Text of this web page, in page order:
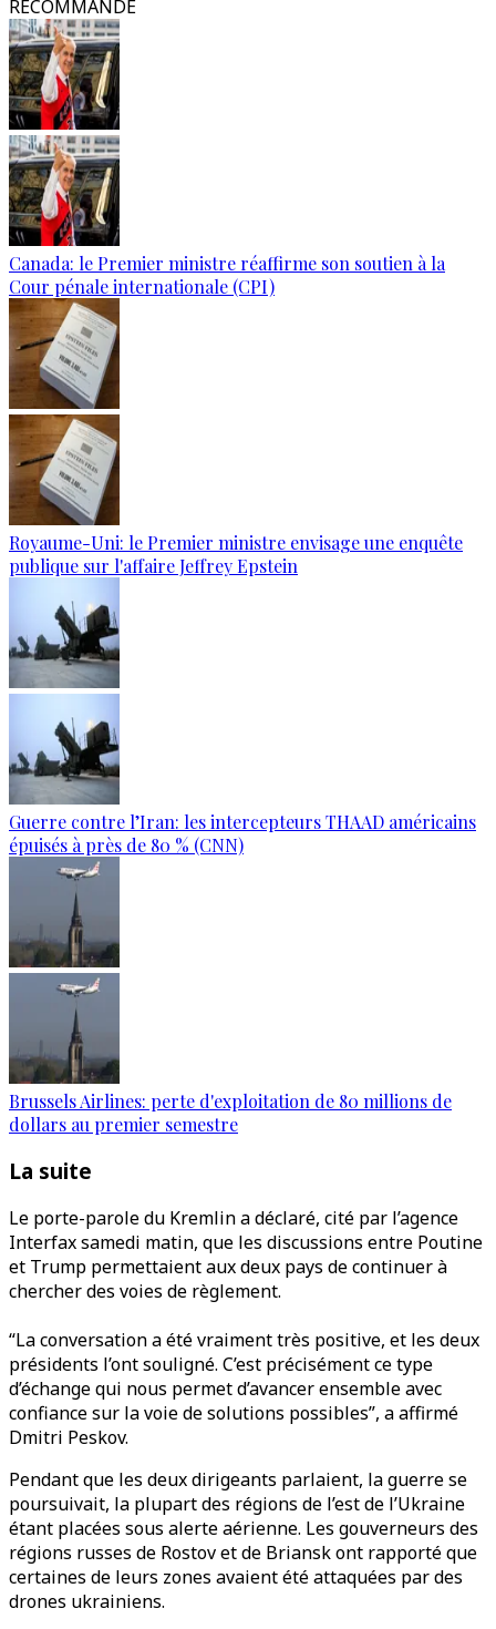
RECOMMANDÉ
Canada: le Premier ministre réaffirme son soutien à la
Cour pénale internationale (CPI)
Royaume-Uni: le Premier ministre envisage une enquête
publique sur l'affaire Jeffrey Epstein
Guerre contre l’Iran: les intercepteurs THAAD américains
épuisés à près de 80 % (CNN)
Brussels Airlines: perte d'exploitation de 80 millions de
dollars au premier semestre
La suite
Le porte-parole du Kremlin a déclaré, cité par l’agence
Interfax samedi matin, que les discussions entre Poutine
et Trump permettaient aux deux pays de continuer à
chercher des voies de règlement.
“La conversation a été vraiment très positive, et les deux
présidents l’ont souligné. C’est précisément ce type
d’échange qui nous permet d’avancer ensemble avec
confiance sur la voie de solutions possibles”, a affirmé
Dmitri Peskov.
Pendant que les deux dirigeants parlaient, la guerre se
poursuivait, la plupart des régions de l’est de l’Ukraine
étant placées sous alerte aérienne. Les gouverneurs des
régions russes de Rostov et de Briansk ont rapporté que
certaines de leurs zones avaient été attaquées par des
drones ukrainiens.